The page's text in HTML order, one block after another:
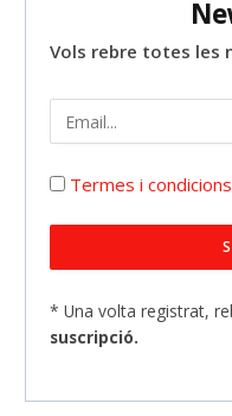
Vols rebre totes les
Termes i condicions
* Una volta registrat,
suscripció.